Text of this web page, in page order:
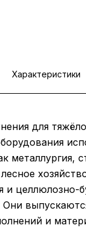
Характеристики
для
металлургия,
и целлюлозно-
и